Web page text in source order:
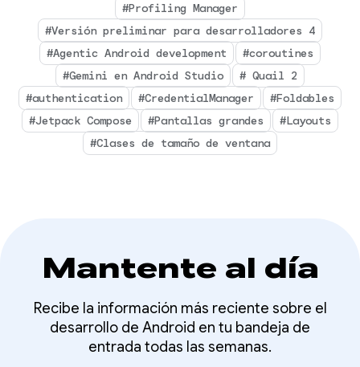
#Profiling Manager
#Versión preliminar para desarrolladores 4
#Agentic Android development
#coroutines
#Gemini en Android Studio
# Quail 2
#authentication
#CredentialManager
#Foldables
#Jetpack Compose
#Pantallas grandes
#Layouts
#Clases de tamaño de ventana
Mantente al día
Recibe la información más reciente sobre el
desarrollo de Android en tu bandeja de
entrada todas las semanas.